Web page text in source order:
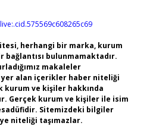
herhangi bir marka, kurum
bağlantısı bulunmamaktadır.
makaleler
yer alan içerikler haber niteliği
kurum ve kişiler hakkında
Gerçek kurum ve kişiler ile isim
Sitemizdeki bilgiler
niteliği taşımazlar.